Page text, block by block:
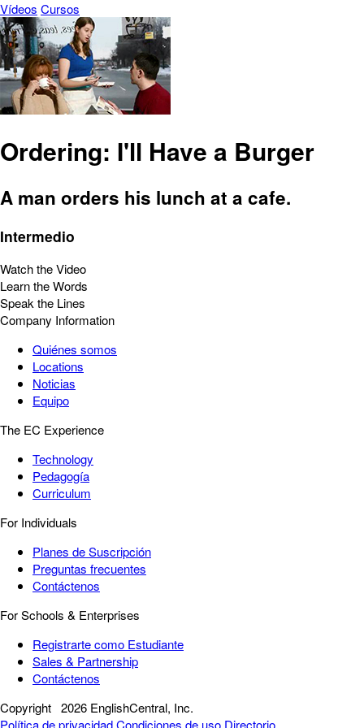
Vídeos Cursos
Ordering: I'll Have a Burger
A man orders his lunch at a cafe.
Intermedio
Watch the Video
Learn the Words
Speak the Lines
Company Information
Quiénes somos
Locations
Noticias
Equipo
The EC Experience
Technology
Pedagogía
Curriculum
For Individuals
Planes de Suscripción
Preguntas frecuentes
Contáctenos
For Schools & Enterprises
Registrarte como Estudiante
Sales & Partnership
Contáctenos
Copyright 2026 EnglishCentral, Inc.